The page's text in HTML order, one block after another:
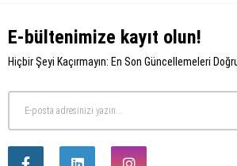
E-bültenimize kayıt olun!
Hiçbir Şeyi Kaçırmayın: En Son Güncellemeleri